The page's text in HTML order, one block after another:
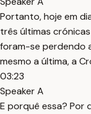
Portanto, hoje em
três últimas
foram-se perdendo
mesmo a última, a
03:23
Speaker A
E porquê essa? Por